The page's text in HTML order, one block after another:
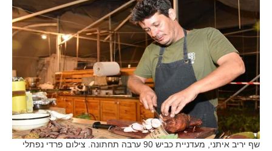
שף יריב איתני, מעדניית כביש 90 ערבה תחתונה. צילום פרדי נפתלי